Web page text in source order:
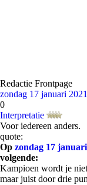
Redactie Frontpage
zondag 17 januari
0
Interpretatie
Voor iedereen anders.
quote:
Op zondag 17
volgende:
Kampioen wordt je
maar juist door drie